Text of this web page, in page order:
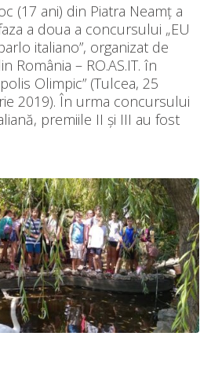
(17 ani) din Piatra Neamț a
a doua a concursului „EU
italiano”, organizat de
România – RO.AS.IT. în
Olimpic” (Tulcea, 25
2019). În urma concursului
premiile II și III au fost